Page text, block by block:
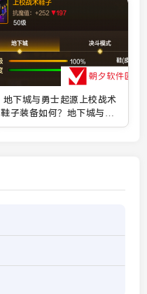
地下城与勇士起源上校战术
鞋子装备如何？地下城与勇
士起源上校战术鞋子合集